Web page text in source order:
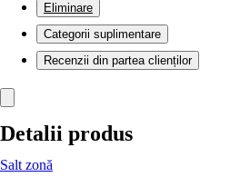
Eliminare
Categorii suplimentare
Recenzii din partea clienților
Detalii produs
Salt zonă